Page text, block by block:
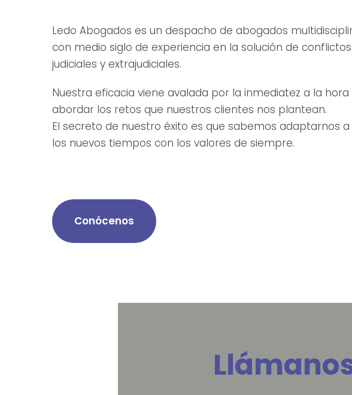
Ledo Abogados es un despacho de abogados
con medio siglo de experiencia en la solución de conflictos
judiciales y extrajudiciales.
Nuestra eficacia viene avalada por la inmediatez a la hora
abordar los retos que nuestros clientes nos plantean.
El secreto de nuestro éxito es que sabemos adaptarnos a
los nuevos tiempos con los valores de siempre.
Conócenos